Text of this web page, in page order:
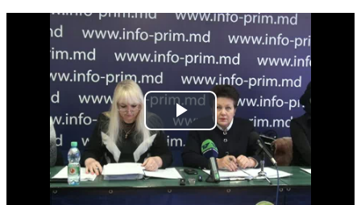
Play
Video